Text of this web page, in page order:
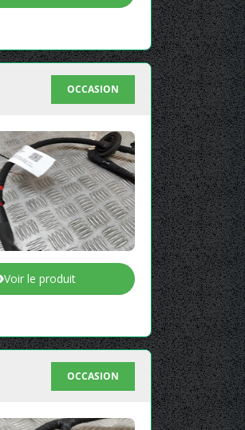
OCCASION
Voir le produit
OCCASION